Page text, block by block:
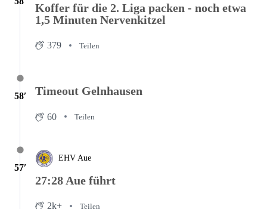
Koffer für die 2. Liga packen - noch etwa
1,5 Minuten Nervenkitzel
379 Teilen
58′ Timeout Gelnhausen
60 Teilen
57′
EHV Aue
27:28 Aue führt
2k+ Teilen